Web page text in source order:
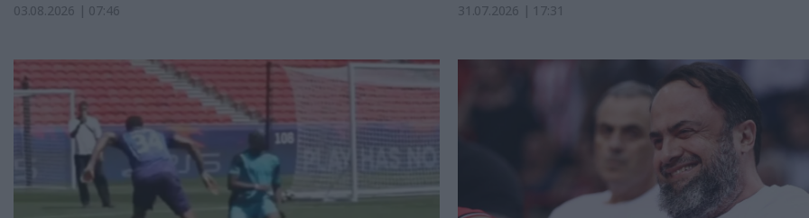
03.08.2026 | 07:46 31.07.2026 | 17:31